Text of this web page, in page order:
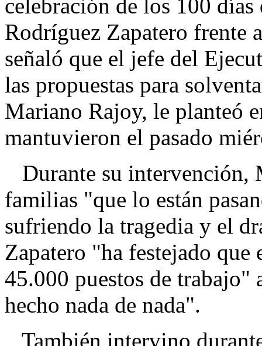
celebración de los 100
Rodríguez Zapatero frente
señaló que el jefe del
las propuestas para
Mariano Rajoy, le planteó
mantuvieron el pasado
Durante su intervención,
familias "que lo están
sufriendo la tragedia y el
Zapatero "ha festejado que
45.000 puestos de
hecho nada de nada".
También intervino